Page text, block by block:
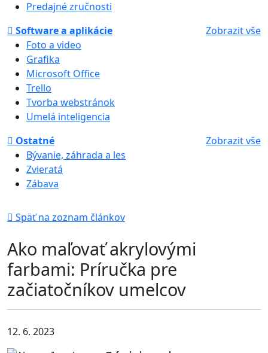
Predajné zručnosti
Software a aplikácie
Zobrazit vše
Foto a video
Grafika
Microsoft Office
Trello
Tvorba webstránok
Umelá inteligencia
Ostatné
Zobrazit vše
Bývanie, záhrada a les
Zvieratá
Zábava
Späť na zoznam článkov
Ako maľovať akrylovými
farbami: Príručka pre
začiatočníkov umelcov
12. 6. 2023